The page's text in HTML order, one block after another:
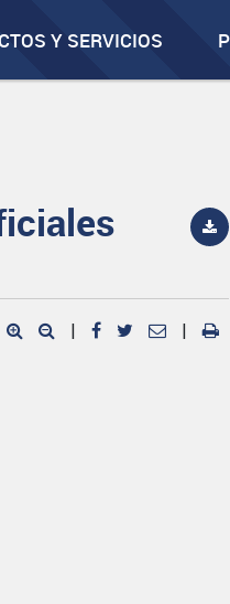
Y SERVICIOS
| |